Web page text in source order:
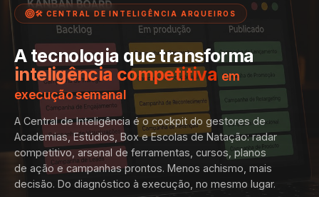
🛠️ CENTRAL DE INTELIGÊNCIA ARQUEIROS
A tecnologia que transforma
inteligência competitiva em
execução semanal
A Central de Inteligência é o cockpit do gestores de
Academias, Estúdios, Box e Escolas de Natação: radar
competitivo, arsenal de ferramentas, cursos, planos
de ação e campanhas prontos. Menos achismo, mais
decisão. Do diagnóstico à execução, no mesmo lugar.